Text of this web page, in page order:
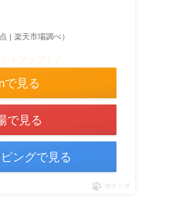
| 楽天市場調べ）
トアップ！／
で見る
で見る
ングで見る
ポチップ